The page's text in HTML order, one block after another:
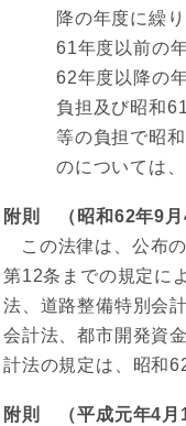
降の年度に繰
61年度以前の
62年度以降の
負担及び昭和
等の負担で昭
のについては
附則 （昭和62年9月
この法律は、公布
第12条までの規定に
法、道路整備特別会
会計法、都市開発資
計法の規定は、昭和
附則 （平成元年4